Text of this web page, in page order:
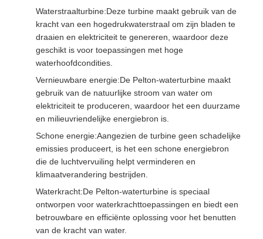
Waterstraalturbine:Deze turbine maakt gebruik van de
kracht van een hogedrukwaterstraal om zijn bladen te
draaien en elektriciteit te genereren, waardoor deze
geschikt is voor toepassingen met hoge
waterhoofdcondities.
Vernieuwbare energie:De Pelton-waterturbine maakt
gebruik van de natuurlijke stroom van water om
elektriciteit te produceren, waardoor het een duurzame
en milieuvriendelijke energiebron is.
Schone energie:Aangezien de turbine geen schadelijke
emissies produceert, is het een schone energiebron
die de luchtvervuiling helpt verminderen en
klimaatverandering bestrijden.
Waterkracht:De Pelton-waterturbine is speciaal
ontworpen voor waterkrachttoepassingen en biedt een
betrouwbare en efficiënte oplossing voor het benutten
van de kracht van water.